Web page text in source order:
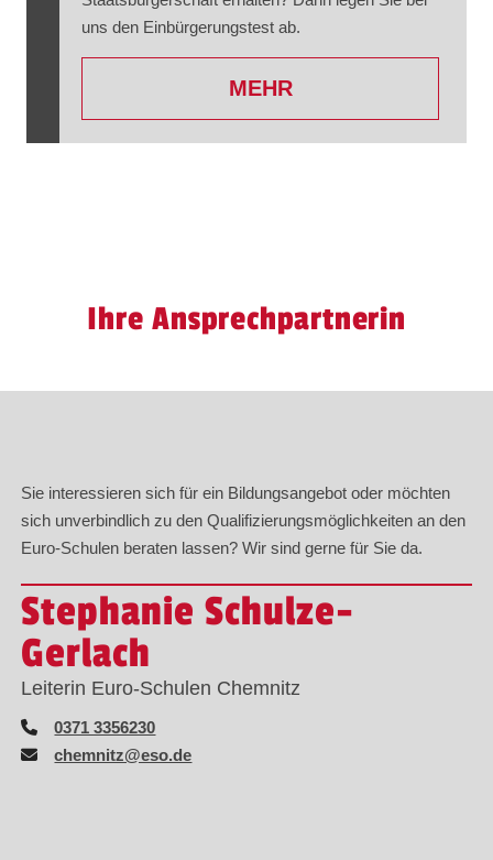
uns den Einbürgerungstest ab.
MEHR
Ihre Ansprechpartnerin
Sie interessieren sich für ein Bildungsangebot oder möchten
sich unverbindlich zu den Qualifizierungsmöglichkeiten an den
Euro-Schulen beraten lassen? Wir sind gerne für Sie da.
Stephanie Schulze-
Gerlach
Leiterin Euro-Schulen Chemnitz
0371 3356230
chemnitz@eso.de